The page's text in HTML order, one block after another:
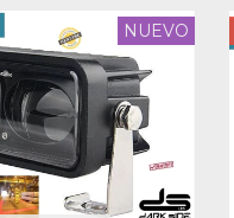
NUEVO